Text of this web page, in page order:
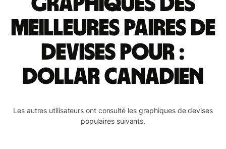
meilleures paires de
devises pour :
dollar canadien
Les autres utilisateurs ont consulté les graphiques de devises
populaires suivants.